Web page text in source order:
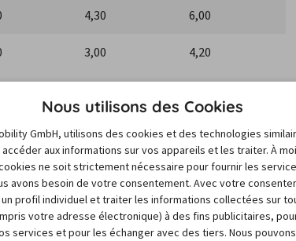
4,30 6,00
3,00 4,20
Ieropigi Evzoni et
3 4
Nous utilisons des Cookies
GmbH, utilisons des cookies et des technologies
aux informations sur vos appareils et les traiter. À
ne soit strictement nécessaire pour fournir les
avons besoin de votre consentement. Avec votre
profil individuel et traiter les informations collectées sur
votre adresse électronique) à des fins publicitaires,
services et pour les échanger avec des tiers. Nous